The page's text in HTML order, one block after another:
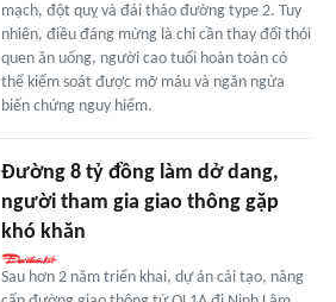
mạch, đột quỵ và đái tháo đường type 2. Tuy
nhiên, điều đáng mừng là chỉ cần thay đổi thói
quen ăn uống, người cao tuổi hoàn toàn có
thể kiểm soát được mỡ máu và ngăn ngừa
biến chứng nguy hiểm.
Đường 8 tỷ đồng làm dở dang,
người tham gia giao thông gặp
khó khăn
Sau hơn 2 năm triển khai, dự án cải tạo, nâng